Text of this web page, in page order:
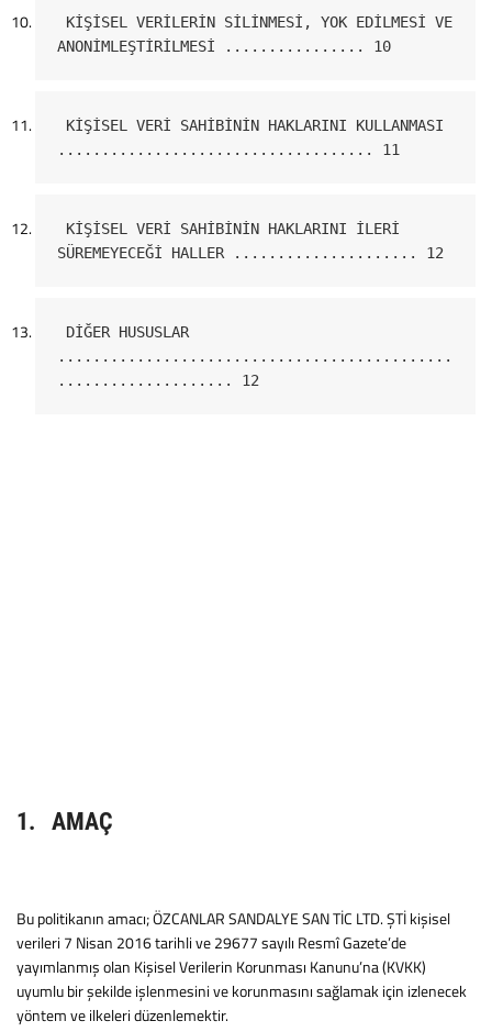
ANONİMLEŞTİRİLMESİ ................ 10
.................................... 11
SÜREMEYECEĞİ HALLER ..................... 12
.............................................
.................... 12
1. AMAÇ
Bu politikanın amacı; ÖZCANLAR SANDALYE SAN TİC LTD. ŞTİ kişisel
verileri 7 Nisan 2016 tarihli ve 29677 sayılı Resmî Gazete’de
yayımlanmış olan Kişisel Verilerin Korunması Kanunu’na (KVKK)
uyumlu bir şekilde işlenmesini ve korunmasını sağlamak için izlenecek
yöntem ve ilkeleri düzenlemektir.